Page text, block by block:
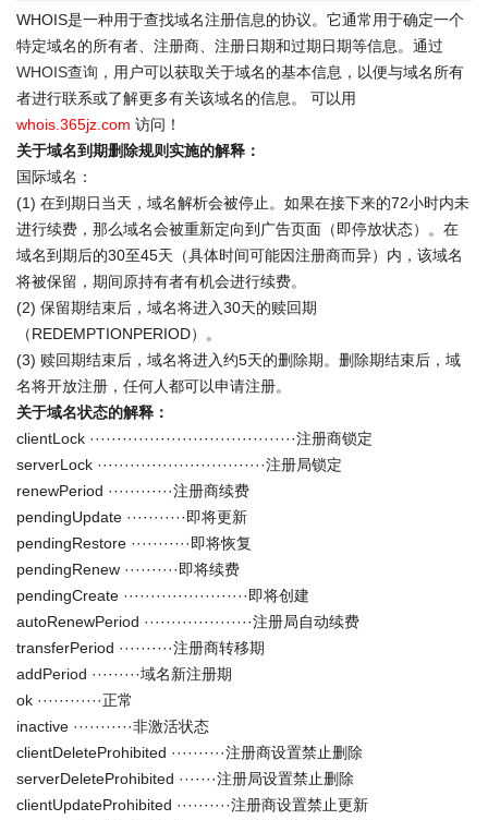
WHOIS是一种用于查找域名注册信息的协议。它通常用于确定一个
特定域名的所有者、注册商、注册日期和过期日期等信息。通过
WHOIS查询 ，用户可以获取关于域名的基本信息，以便与域名所有
者进行联系或了解更多有关该域名的信息。 可以用
whois.365jz.com 访问！
关于域名到期删除规则实施的解释：
国际域名：
(1) 在到期日当天，域名解析会被停止。如果在接下来的72小时内未
进行续费，那么域名会被重新定向到广告页面（即停放状态）。在
域名到期后的30至45天（具体时间可能因注册商而异）内，该域名
将被保留，期间原持有者有机会进行续费。
(2) 保留期结束后，域名将进入30天的赎回期
（REDEMPTIONPERIOD）。
(3) 赎回期结束后，域名将进入约5天的删除期。删除期结束后，域
名将开放注册，任何人都可以申请注册。
关于域名状态的解释：
clientLock ······································注册商锁定
serverLock ·······························注册局锁定
renewPeriod ············注册商续费
pendingUpdate ···········即将更新
pendingRestore ···········即将恢复
pendingRenew ··········即将续费
pendingCreate ·······················即将创建
autoRenewPeriod ····················注册局自动续费
transferPeriod ··········注册商转移期
addPeriod ·········域名新注册期
ok ············正常
inactive ···········非激活状态
clientDeleteProhibited ··········注册商设置禁止删除
serverDeleteProhibited ·······注册局设置禁止删除
clientUpdateProhibited ··········注册商设置禁止更新